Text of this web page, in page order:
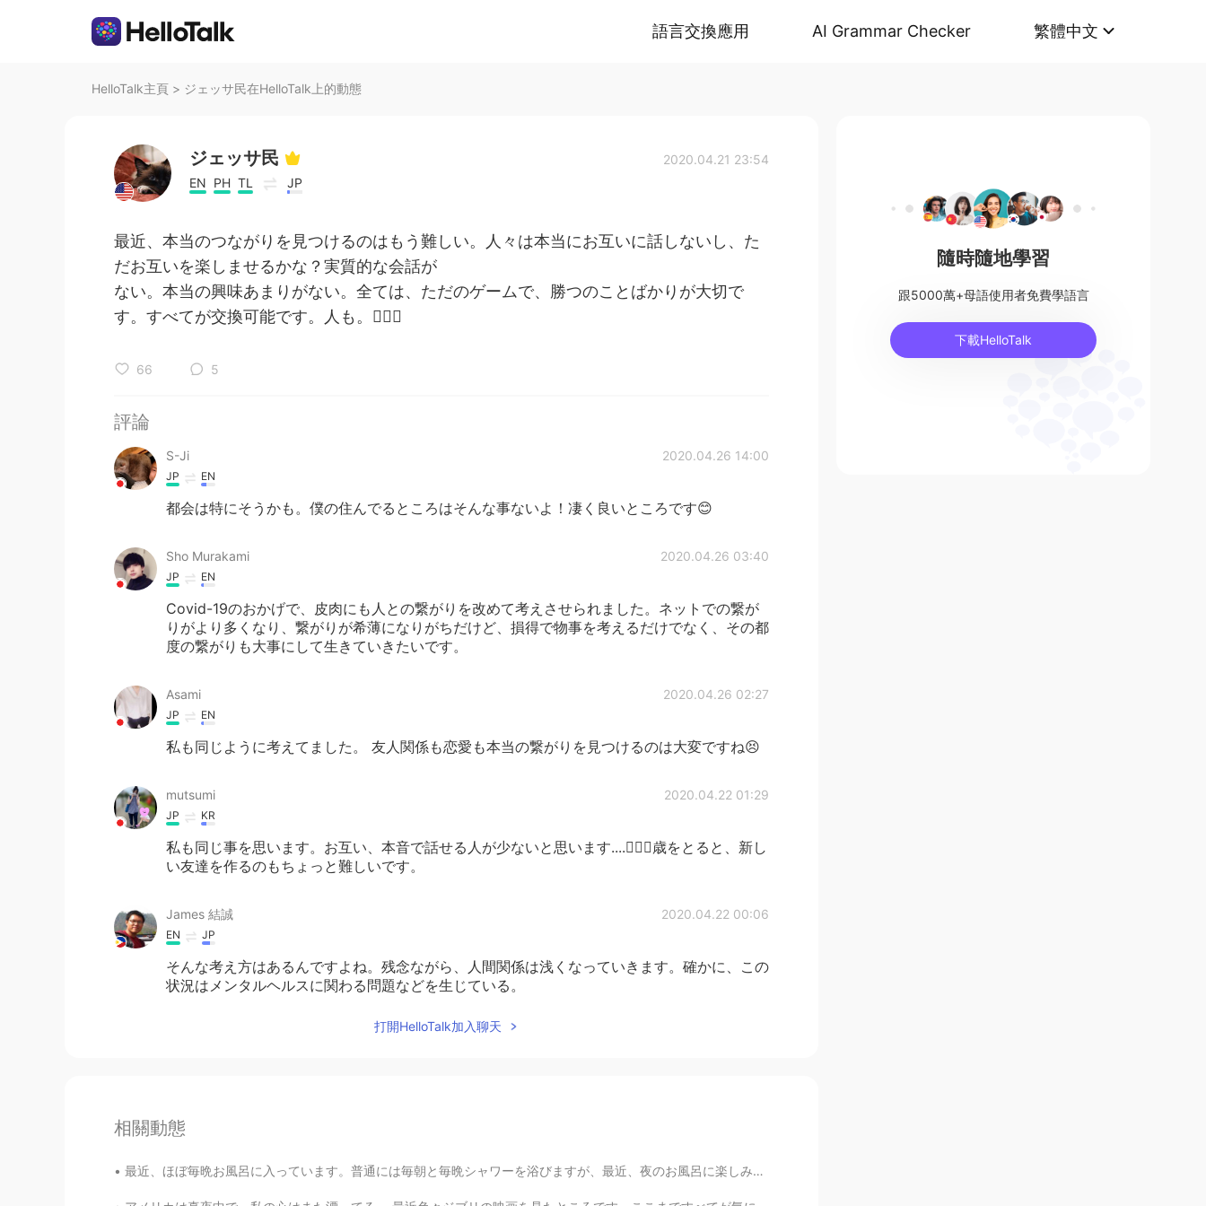
語言交換應用 AI Grammar Checker 繁體中文
HelloTalk主頁 > ジェッサ民在HelloTalk上的動態
ジェッサ民
EN PH TL JP
2020.04.21 23:54
最近、本当のつながりを見つけるのはもう難しい。人々は本当にお互いに話しないし、た
だお互いを楽しませるかな？実質的な会話が
ない。本当の興味あまりがない。全ては、ただのゲームで、勝つのことばかりが大切で
す。すべてが交換可能です。人も。🤷🏻‍♀️
66 5
評論
S-Ji 2020.04.26 14:00
JP EN
都会は特にそうかも。僕の住んでるところはそんな事ないよ！凄く良いところです😊
Sho Murakami 2020.04.26 03:40
JP EN
Covid-19のおかげで、皮肉にも人との繋がりを改めて考えさせられました。ネットでの繋が
りがより多くなり、繋がりが希薄になりがちだけど、損得で物事を考えるだけでなく、その都
度の繋がりも大事にして生きていきたいです。
Asami 2020.04.26 02:27
JP EN
私も同じように考えてました。 友人関係も恋愛も本当の繋がりを見つけるのは大変ですね😣
mutsumi 2020.04.22 01:29
JP KR
私も同じ事を思います。お互い、本音で話せる人が少ないと思います....🤷🏻‍♀️歳をとると、新し
い友達を作るのもちょっと難しいです。
James 結誠 2020.04.22 00:06
EN JP
そんな考え方はあるんですよね。残念ながら、人間関係は浅くなっていきます。確かに、この
状況はメンタルヘルスに関わる問題などを生じている。
打開HelloTalk加入聊天
相關動態
最近、ほぼ毎晩お風呂に入っています。普通には毎朝と毎晩シャワーを浴びますが、最近、夜のお風呂に楽しみ。🥰ストレス発散できると思います。色々なバスソルトを試しています。amazonでこれを見つけま...
隨時隨地學習
跟5000萬+母語使用者免費學語言
下載HelloTalk